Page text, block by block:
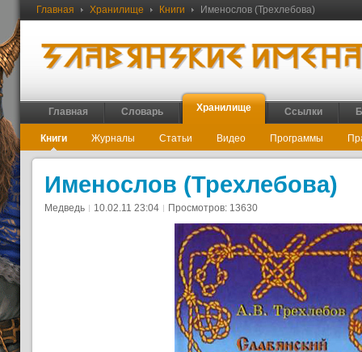
Главная Хранилище Книги Именослов (Трехлебова)
Главная Словарь Хранилище Ссылки
Книги Журналы Статьи Видео Программы
Именослов (Трехлебова)
Медведь 10.02.11 23:04 Просмотров: 13630